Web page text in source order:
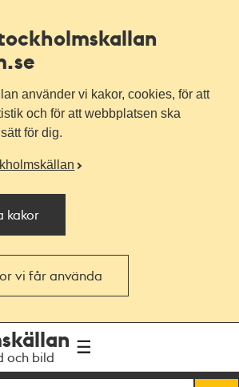
använder vi kakor, cookies, för att
och för att webbplatsen ska
för dig.
kakor
vi får använda
och bild